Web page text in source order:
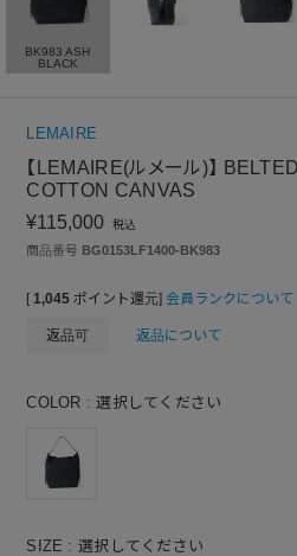
BK983 ASH
BLACK
LEMAIRE
【LEMAIRE(ルメール)】
COTTON CANVAS
¥115,000 税込
商品番号 BG0153LF1400-BK983
[ 1,045 ポイント還元] 会員ランクについて
返品可 返品について
COLOR 選択してください
SIZE 選択してください